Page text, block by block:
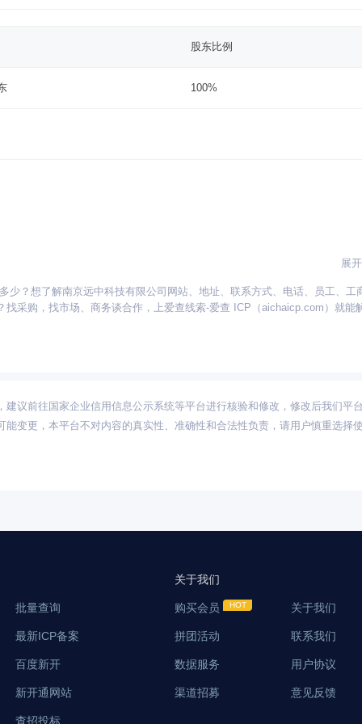
股东比例
100%
展开
贵州 海南 河北 河南 湖北 湖南 江苏 江西 吉林 辽宁
宁夏
新疆
西藏 云南 浙江 内蒙古 黑龙江
少？想了解南京远中科技有限公司网站、地址、联系方式、电话、员工、工
采购，找市场、商务谈合作，上爱查线索-爱查 ICP（aichaicp.com）就能
议前往国家企业信用信息公示系统等平台进行核验和修改，修改后我们平
变更，本平台不对内容的真实性、准确性和合法性负责，请用户慎重选择
批量查询
最新ICP备案
百度新开
新开通网站
查招投标
关于我们
购买会员
拼团活动
数据服务
渠道招募
关于我们
联系我们
用户协议
意见反馈